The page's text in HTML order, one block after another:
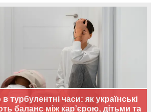
турбулентні часи: як українські
баланс між кар’єрою, дітьми та